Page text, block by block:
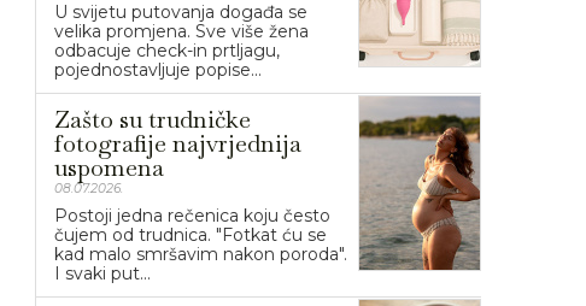
U svijetu putovanja događa se
velika promjena. Sve više žena
odbacuje check-in prtljagu,
pojednostavljuje popise...
Zašto su trudničke
fotografije najvrjednija
uspomena
08.07.2026.
Postoji jedna rečenica koju često
čujem od trudnica. "Fotkat ću se
kad malo smršavim nakon poroda".
I svaki put...